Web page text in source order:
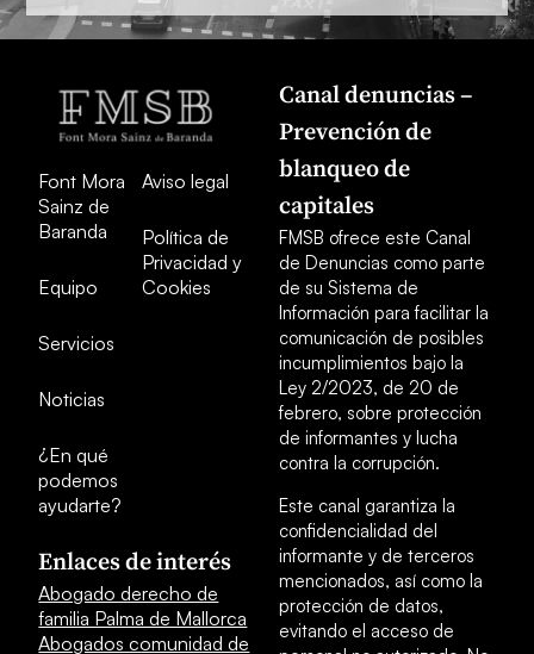
Font Mora
Sainz de
Baranda
Equipo
Servicios
Noticias
¿En qué
podemos
ayudarte?
Aviso legal
Política de
Privacidad y
Cookies
Enlaces de interés
Abogado derecho de
familia Palma de Mallorca
Abogados comunidad de
Canal denuncias –
Prevención de
blanqueo de
capitales
FMSB ofrece este Canal
de Denuncias como parte
de su Sistema de
Información para facilitar la
comunicación de posibles
incumplimientos bajo la
Ley 2/2023, de 20 de
febrero, sobre protección
de informantes y lucha
contra la corrupción.
Este canal garantiza la
confidencialidad del
informante y de terceros
mencionados, así como la
protección de datos,
evitando el acceso de